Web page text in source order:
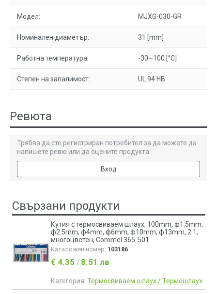
Модел: MJXG-030-GR
Номинален диаметър: 31 [mm]
Работна температура: -30~100 [°C]
Степен на запалимост: UL 94 HB
Ревюта
Трябва да сте регистриран потребител за да можете да
напишете ревю или да оцените продукта.
Вход
Свързани продукти
Кутия с термосвиваем шлаух, 100mm, ф1.5mm,
ф2.5mm, ф4mm, ф6mm, ф10mm, ф13mm, 2:1,
многоцветен, Commel 365-501
Каталожен номер: 103186
€ 4.35 / 8.51 лв
Категория: Термосвиваем шлаух / Термошлаух